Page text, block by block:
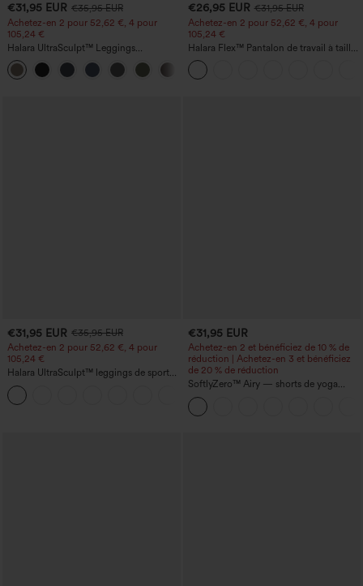
€31,95 EUR €35,95 EUR
Achetez-en 2 pour 52,62 €, 4 pour
105,24 €
Halara UltraSculpt™ Leggings
d'entraînement sculptants taille haute,
effet ventre plat, avec poche
€26,95 EUR €31,95 EUR
Achetez-en 2 pour 52,62 €, 4 pour
105,24 €
Halara Flex™ Pantalon de travail à taille
haute, jambe large, avec poches, en
maille gaufrée
€31,95 EUR €35,95 EUR
Achetez-en 2 pour 52,62 €, 4 pour
105,24 €
Halara UltraSculpt™ leggings de sport
taille haute sculptants — rehaussement
fessier, maintien du ventre, avec poche
€31,95 EUR
Achetez-en 2 et bénéficiez de 10 % de
réduction | Achetez-en 3 et bénéficiez
de 20 % de réduction
SoftlyZero™ Airy — shorts de yoga
super taille haute 2-en-1 InstantCool
avec poches